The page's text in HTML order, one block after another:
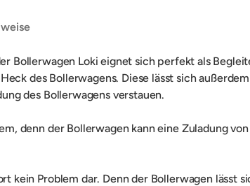
Bollerwagen Loki eignet sich perfekt als
des Bollerwagens. Diese lässt sich
des Bollerwagens verstauen.
denn der Bollerwagen kann eine Zuladung
kein Problem dar. Denn der Bollerwagen lässt